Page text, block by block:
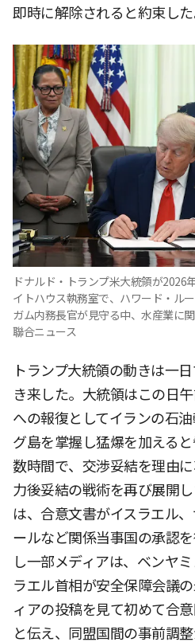
即時に解除されると約束した
ドナルド・トランプ米大統領が2026
イトハウス執務室で、ハワード・ル
ガム内務長官が見守る中、水産業に
聯合ニュース
トランプ大統領の動きは一
き来した。大統領はこの日
への報復としてイランの石
グ島を掌握し猛爆を加える
数時間で、交渉妥結を理由
力後妥結の戦術を再び展開
は、合意文書がイスラエル
ールなど関係当事国の承認
し一部メディアは、ベンヤ
ラエル首相が安全保障会議
ィアの投稿を見て初めて合
と伝え、同盟国間の事前調